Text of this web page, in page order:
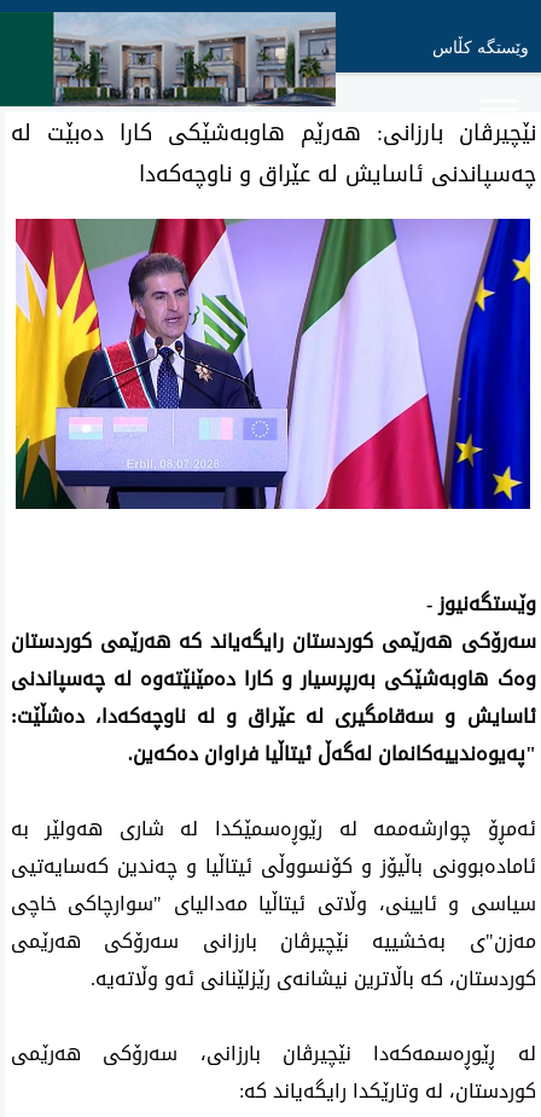
وێستگە کڵاس
نێچیرڤان بارزانی‌: هەرێم هاوبەشێکی کارا دەبێت لە
چەسپاندنی ئاسایش لە عێراق و ناوچەکەدا
وێستگه‌نیوز -
سه‌رۆكی هه‌رێمی كوردستان رایگه‌یاند كه‌ هەرێمی کوردستان
وەک هاوبەشێکی بەرپرسیار و کارا دەمێنێتەوە لە چەسپاندنی
ئاسایش و سەقامگیری لە عێراق و لە ناوچەکەدا، ده‌شڵێت:
"په‌یوه‌ندییه‌كانمان له‌گه‌ڵ‌ ئیتاڵیا فراوان ده‌كه‌ین.
ئه‌مڕۆ چوارشه‌ممه‌ لە رێوڕەسمێکدا لە شاری هەولێر به‌
ئاماده‌بوونی‌ باڵیۆز و کۆنسووڵی ئیتاڵیا و چەندین کەسایەتیی
سیاسی و ئایینی، وڵاتی‌ ئیتاڵیا مەدالیای "سوارچاکی خاچی
مەزن"ی بەخشییە نێچیرڤان بارزانی سەرۆکی هەرێمی
کوردستان، کە باڵاترین نیشانەی رێزلێنانی ئەو وڵاتەیە.
له‌ ڕێوڕه‌سمه‌كه‌دا نێچیرڤان بارزانی، سه‌رۆكی هه‌رێمی
كوردستان، له‌ وتارێكدا رایگه‌یاند كه‌: